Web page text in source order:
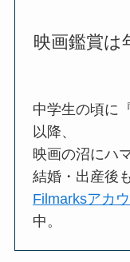
映画鑑賞は
中学生の頃に
以降、
映画の沼にハ
結婚・出産後
Filmarksアカ
中。